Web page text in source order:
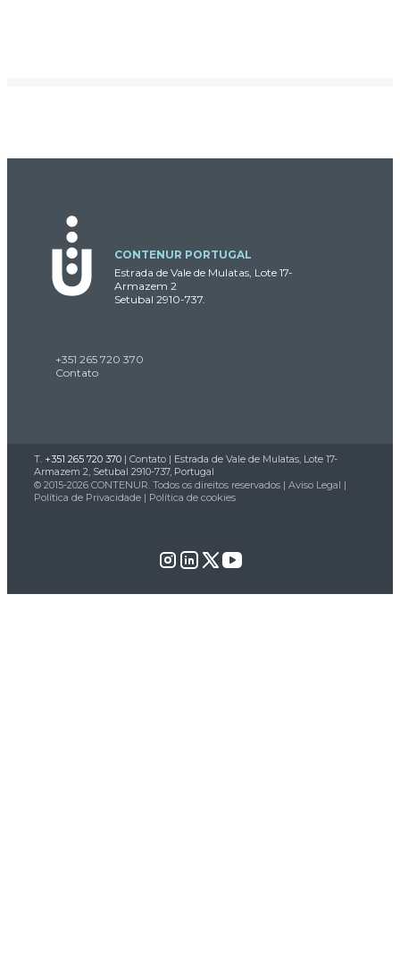
CONTENUR PORTUGAL
Estrada de Vale de Mulatas, Lote 17-
Armazem 2
Setubal 2910-737.
+351 265 720 370
Contato
T. +351 265 720 370 | Contato | Estrada de Vale de Mulatas, Lote 17-
Armazem 2, Setubal 2910-737, Portugal
© 2015-2026 CONTENUR. Todos os direitos reservados | Aviso Legal |
Política de Privacidade | Política de cookies